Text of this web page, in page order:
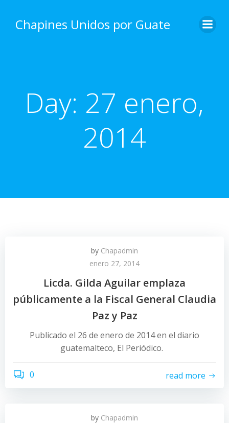
content
Chapines Unidos por Guate
Day: 27 enero,
2014
by Chapadmin
enero 27, 2014
Licda. Gilda Aguilar emplaza
públicamente a la Fiscal General Claudia
Paz y Paz
Publicado el 26 de enero de 2014 en el diario
guatemalteco, El Periódico.
0 read more
by Chapadmin